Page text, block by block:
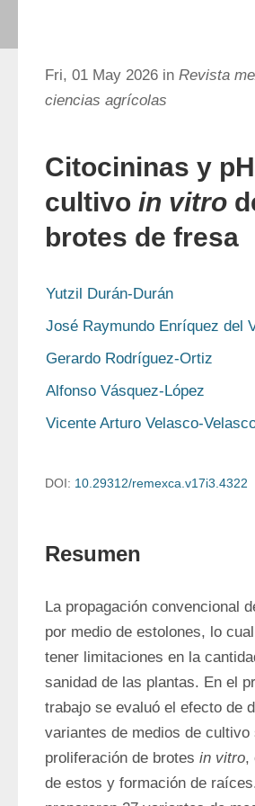
Fri, 01 May 2026 in Revista
ciencias agrícolas
Citocininas y
cultivo in vitro
brotes de fresa
Yutzil Durán-Durán
José Raymundo Enríquez del
Gerardo Rodríguez-Ortiz
Alfonso Vásquez-López
Vicente Arturo Velasco-
DOI: 10.29312/remexca.v17i3.4322
Resumen
La propagación convencional
por medio de estolones, lo
tener limitaciones en la
sanidad de las plantas. En el
trabajo se evaluó el efecto de
variantes de medios de cultivo
proliferación de brotes in vitro,
de estos y formación de